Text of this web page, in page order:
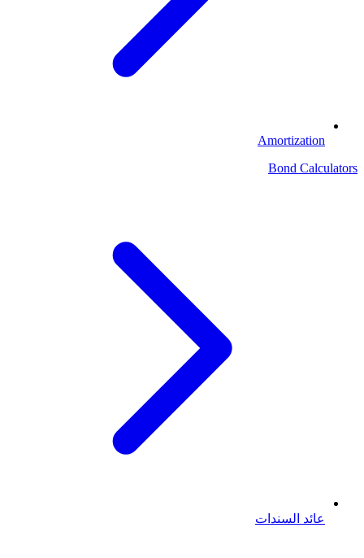
Amortization
Bond Calculators
عائد السندات